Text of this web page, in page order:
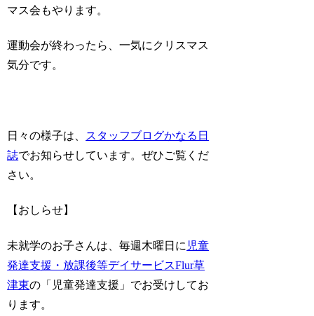
マス会もやります。
運動会が終わったら、一気にクリスマス
気分です。
日々の様子は、
スタッフブログかなる日
誌でお知らせしています。ぜひご覧くだ
さい。
【おしらせ】
未就学のお子さんは、毎週木曜日に 児童
発達支援・放課後等デイサービスFlur草
津東の「児童発達支援」でお受けしてお
ります。